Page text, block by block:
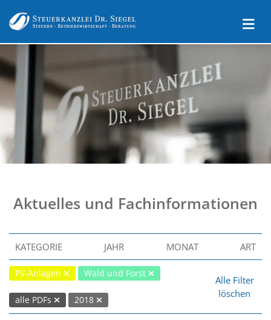
Aktuelles und Fachinformationen
KATEGORIE JAHR MONAT ART
PV-Anlagen Wald und Forst
alle PDFs 2018
Alle Filter
löschen